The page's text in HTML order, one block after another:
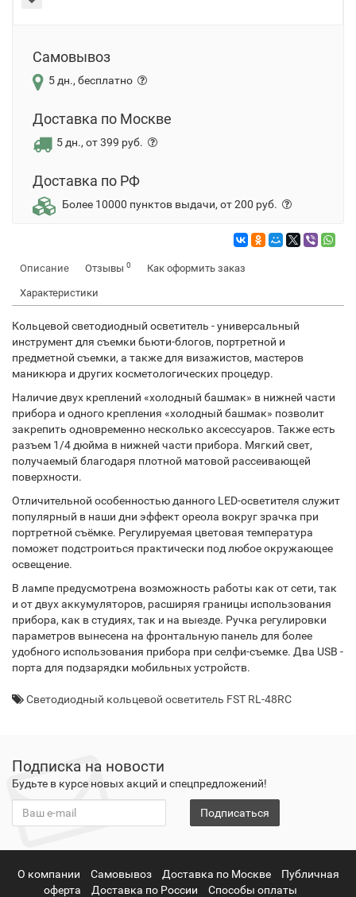
Самовывоз
5 дн., бесплатно
Доставка по Москве
5 дн., от 399 руб.
Доставка по РФ
Более 10000 пунктов выдачи, от 200 руб.
Описание Отзывы 0 Как оформить заказ
Характеристики
Кольцевой светодиодный осветитель - универсальный
инструмент для съемки бьюти-блогов, портретной и
предметной съемки, а также для визажистов, мастеров
маникюра и других косметологических процедур.
Наличие двух креплений «холодный башмак» в нижней части
прибора и одного крепления «холодный башмак» позволит
закрепить одновременно несколько аксессуаров. Также есть
разъем 1/4 дюйма в нижней части прибора. Мягкий свет,
получаемый благодаря плотной матовой рассеивающей
поверхности.
Отличительной особенностью данного LED-осветителя служит
популярный в наши дни эффект ореола вокруг зрачка при
портретной съёмке. Регулируемая цветовая температура
поможет подстроиться практически под любое окружающее
освещение.
В лампе предусмотрена возможность работы как от сети, так
и от двух аккумуляторов, расширяя границы использования
прибора, как в студиях, так и на выезде. Ручка регулировки
параметров вынесена на фронтальную панель для более
удобного использования прибора при селфи-съемке. Два USB -
порта для подзарядки мобильных устройств.
Светодиодный кольцевой осветитель FST RL-48RC
Подписка на новости
Будьте в курсе новых акций и спецпредложений!
Подписаться
О компании Самовывоз Доставка по Москве
Публичная
оферта
Доставка по России Способы оплаты